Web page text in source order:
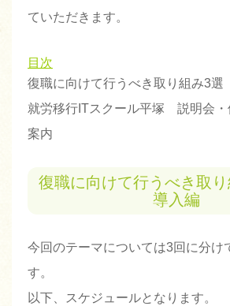
ていただきます。
目次
復職に向けて行うべき取り組み3
就労移行ITスクール平塚 説明会・
案内
復職に向けて行うべき取
導入編
今回のテーマについては3回に分け
す。
以下、スケジュールとなります。